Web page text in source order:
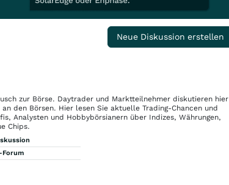
Neue Diskussion erstellen
zur Börse. Daytrader und Marktteilnehmer diskutieren hier
den Börsen. Hier lesen Sie aktuelle Trading-Chancen und
Analysten und Hobbybörsianern über Indizes, Währungen,
Chips.
Forum